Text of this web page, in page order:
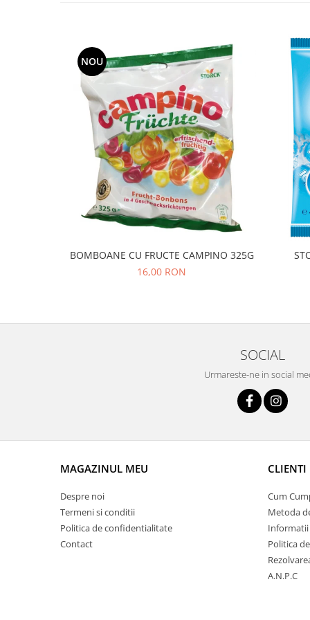
NOU
BOMBOANE CU FRUCTE CAMPINO 325G
16,00 RON
SOCIAL
Urmareste-ne in social
MAGAZINUL MEU
Despre noi
Termeni si conditii
Politica de confidentialitate
Contact
CLIENTI
Cum
Metoda
Politica
A.N.P.C